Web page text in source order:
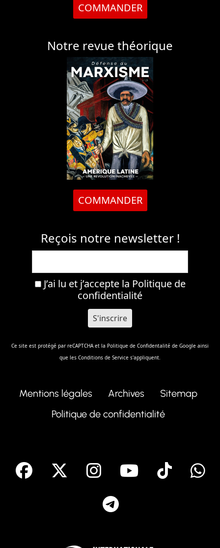
COMMANDER
Notre revue théorique
COMMANDER
Reçois notre newsletter !
J’ai lu et j’accepte la Politique de
confidentialité
Ce site est protégé par reCAPTCHA et la Politique de Confidentalité de Google ainsi
que les Conditions de Service s'appliquent.
Mentions légales Archives
Sitemap
Politique de confidentialité
facebook Instagram
Youtube
Tik